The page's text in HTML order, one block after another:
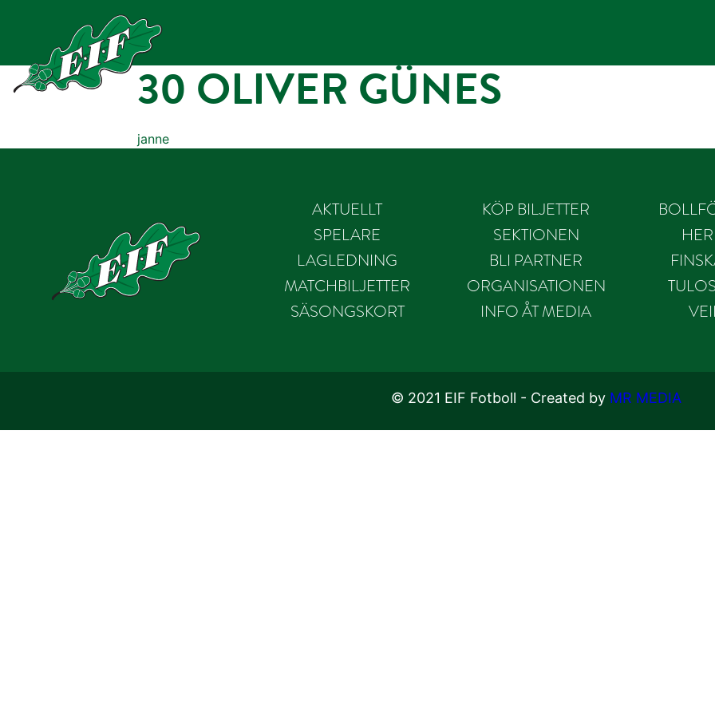
30 OLIVER GÜNES
janne
AKTUELLT
SPELARE
LAGLEDNING
MATCHBILJETTER
SÄSONGSKORT
KÖP BILJETTER
SEKTIONEN
BLI PARTNER
ORGANISATIONEN
INFO ÅT MEDIA
© 2021 EIF Fotboll - Created by MR MEDIA